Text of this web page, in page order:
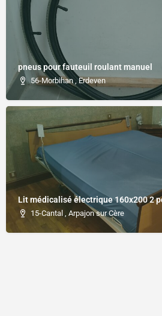
pneus pour fauteuil roulant manuel
56-Morbihan , Erdeven
Lit médicalisé électrique 160x200 2
15-Cantal , Arpajon sur Cère